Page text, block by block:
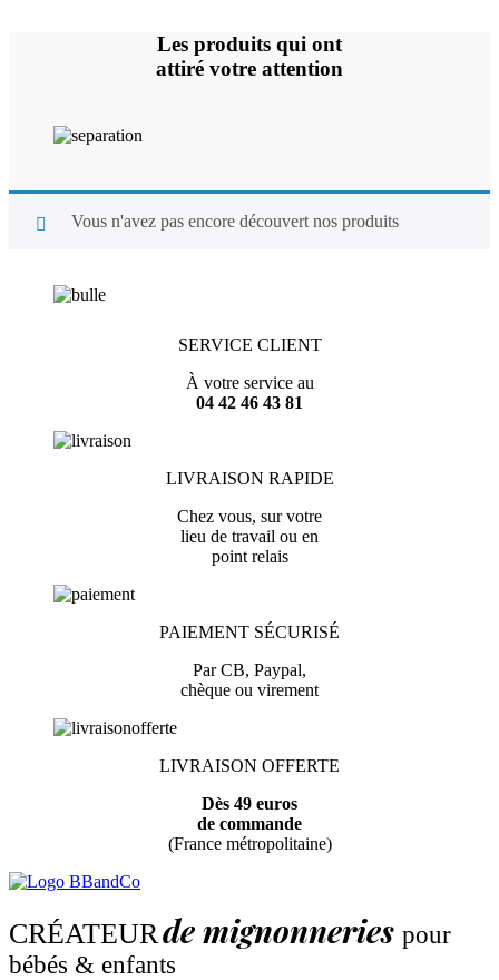
Les produits qui ont
attiré votre attention
Vous n'avez pas encore découvert nos produits
SERVICE CLIENT
À votre service au
04 42 46 43 81
LIVRAISON RAPIDE
Chez vous, sur votre
lieu de travail ou en
point relais
PAIEMENT SÉCURISÉ
Par CB, Paypal,
chèque ou virement
LIVRAISON OFFERTE
Dès 49 euros
de commande
(France métropolitaine)
CRÉATEURde mignonneries pour
bébés & enfants